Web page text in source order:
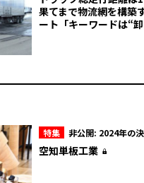
果てまで物流網を構築
ート「キーワードは“卸
特集
非公開: 2024年の
明―
空知単板工業